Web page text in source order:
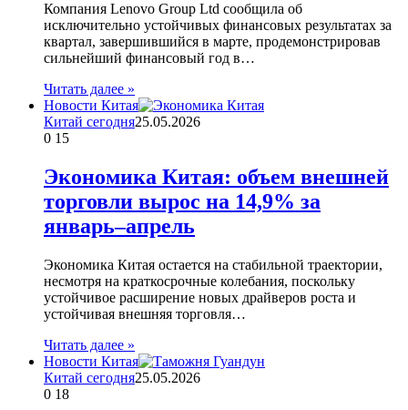
Компания Lenovo Group Ltd сообщила об
исключительно устойчивых финансовых результатах за
квартал, завершившийся в марте, продемонстрировав
сильнейший финансовый год в…
Читать далее »
Новости Китая
Китай сегодня25.05.2026
0 15
Экономика Китая: объем внешней
торговли вырос на 14,9% за
январь–апрель
Экономика Китая остается на стабильной траектории,
несмотря на краткосрочные колебания, поскольку
устойчивое расширение новых драйверов роста и
устойчивая внешняя торговля…
Читать далее »
Новости Китая
Китай сегодня25.05.2026
0 18